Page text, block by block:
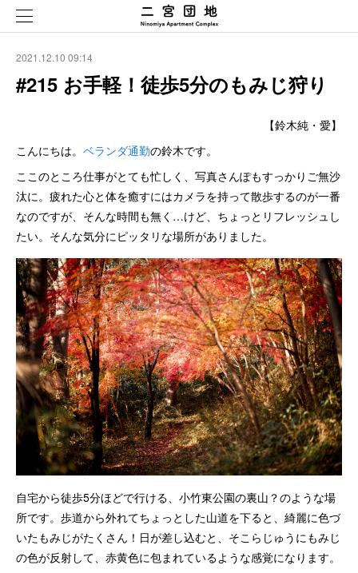
2021.12.10 09:14
#215 お手軽！徒歩5分のもみじ狩り
【鈴木純・愛】
こんにちは。 ベランダ通勤の鈴木です。
ここのところ仕事がとても忙しく、写真さんぽもすっかりご無沙
汰に。疲れた心と体を癒すにはカメラを持って散歩するのが一番
なのですが、そんな時間も無く…けど、ちょっとリフレッシュし
たい。そんな気分にピッタリな場所がありました。
自宅から徒歩5分ほどで行ける、小竹東公園の裏山？のような場
所です。歩道から外れてちょっとした山道を下ると、綺麗に色づ
いたもみじがたくさん！日が差し込むと、そこらじゅうにもみじ
の色が反射して、赤黄色に包まれているような感覚になります。